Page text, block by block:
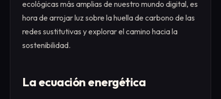
ecológicas más amplias de nuestro mundo digital, es
hora de arrojar luz sobre la huella de carbono de las
redes sustitutivas y explorar el camino hacia la
sostenibilidad.
La ecuación energética